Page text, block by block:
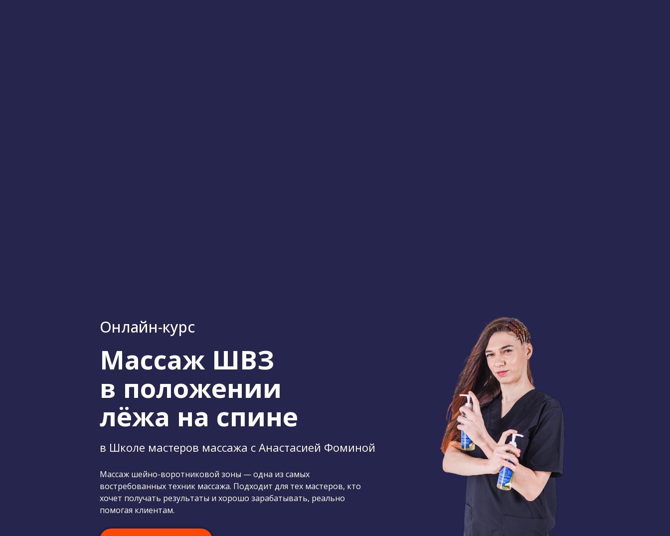
Онлайн-курс
Массаж ШВЗ
в положении
лёжа на спине
в Школе мастеров массажа с Анастасией Фоминой
Массаж шейно-воротниковой зоны — одна из самых
востребованных техник массажа. Подходит для тех мастеров, кто
хочет получать результаты и хорошо зарабатывать, реально
помогая клиентам.